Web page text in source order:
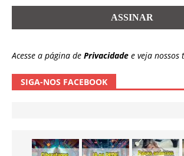
Acesse a página de Privacidade e veja nossos
SIGA-NOS FACEBOOK